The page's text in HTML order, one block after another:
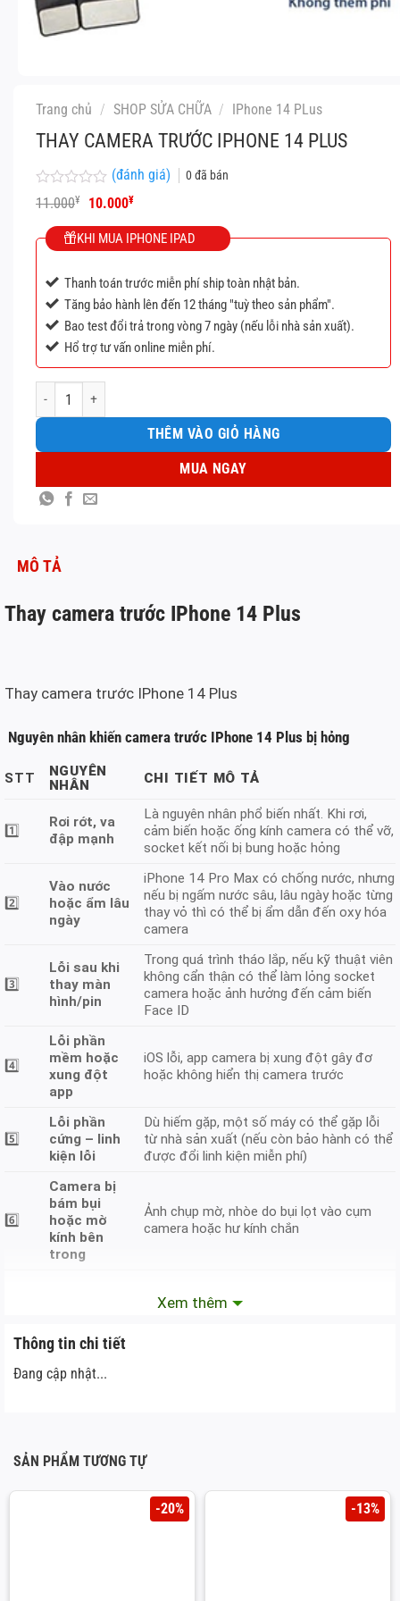
Trang chủ / SHOP SỬA CHỮA / IPhone 14 PLus
THAY CAMERA TRƯỚC IPHONE 14 PLUS
Được
xếp
hạng
0
(đánh giá) 0đã bán
11.000¥
Giá
là:
11.000¥.
10.000¥Giá
tại
là:
KHI MUA IPHONE IPAD
Thanh toán trước miễn phí ship toàn nhật bản.
Tăng bảo hành lên đến 12 tháng "tuỳ theo sản phẩm".
Bao test đổi trả trong vòng 7 ngày (nếu lỗi nhà sản xuất).
Hổ trợ tư vấn online miễn phí.
Thay camera trước IPhone 14 Plus số lượng
THÊM VÀO GIỎ HÀNG
MUA NGAY
MÔ TẢ
Thay camera trước IPhone 14 Plus
Thay camera trước IPhone 14 Plus
Nguyên nhân khiến camera trước IPhone 14 Plus bị hỏng
STT
NGUYÊN
NHÂN
CHI TIẾT MÔ TẢ
1️⃣
Rơi rớt, va
đập mạnh
Là nguyên nhân phổ biến nhất. Khi rơi,
cảm biến hoặc ống kính camera có thể vỡ,
socket kết nối bị bung hoặc hỏng
2️⃣
Vào nước
hoặc ẩm lâu
ngày
iPhone 14 Pro Max có chống nước, nhưng
nếu bị ngấm nước sâu, lâu ngày hoặc từng
thay vỏ thì có thể bị ẩm dẫn đến oxy hóa
camera
3️⃣
Lỗi sau khi
thay màn
hình/pin
Trong quá trình tháo lắp, nếu kỹ thuật viên
không cẩn thận có thể làm lỏng socket
camera hoặc ảnh hưởng đến cảm biến
Face ID
4️⃣
Lỗi phần
mềm hoặc
xung đột
app
iOS lỗi, app camera bị xung đột gây đơ
hoặc không hiển thị camera trước
5️⃣
Lỗi phần
cứng – linh
kiện lỗi
Dù hiếm gặp, một số máy có thể gặp lỗi
từ nhà sản xuất (nếu còn bảo hành có thể
được đổi linh kiện miễn phí)
6️⃣
Camera bị
bám bụi
hoặc mờ
kính bên
trong
Ảnh chụp mờ, nhòe do bụi lọt vào cụm
camera hoặc hư kính chắn
🛠️ Phương pháp sửa chữa camera trước IPhone 14
Plus
Thay camera trước IPhone 14 Plus
Thay camera trước IPhone 14 Plus
TÌNH
GIẢI PHÁP SỬA CHỮA
Xem thêm
Thông tin chi tiết
Đang cập nhật...
SẢN PHẨM TƯƠNG TỰ
-20% -13%